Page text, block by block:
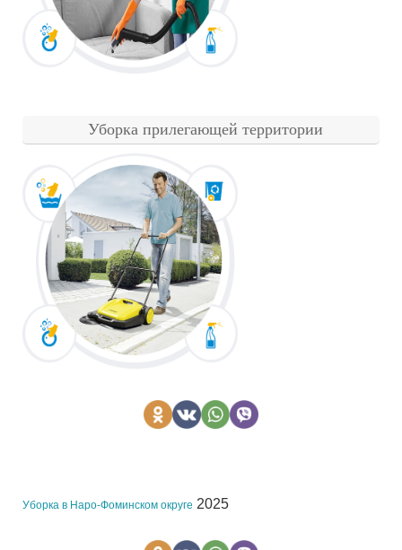
Уборка прилегающей территории
Уборка в Наро-Фоминском округе 2025